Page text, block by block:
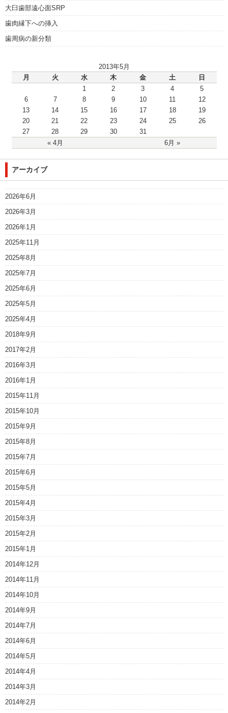
大臼歯部遠心面SRP
歯肉縁下への挿入
歯周病の新分類
2013年5月
月
火 水 木 金 土 日
« 4月 6月 »
1 2 3 4
5
6
7 8 9 10 11
12
13
14 15 16 17 18
19
20
21 22 23 24 25
26
27
28 29 30 31
アーカイブ
2026年6月
2026年3月
2026年1月
2025年11月
2025年8月
2025年7月
2025年6月
2025年5月
2025年4月
2018年9月
2017年2月
2016年3月
2016年1月
2015年11月
2015年10月
2015年9月
2015年8月
2015年7月
2015年6月
2015年5月
2015年4月
2015年3月
2015年2月
2015年1月
2014年12月
2014年11月
2014年10月
2014年9月
2014年7月
2014年6月
2014年5月
2014年4月
2014年3月
2014年2月